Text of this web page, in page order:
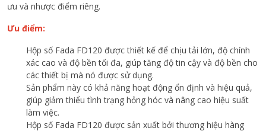
ưu và nhược điểm riêng.
Ưu điểm:
Hộp số Fada FD120 được thiết kế để chịu tải lớn, độ chính
xác cao và độ bền tối đa, giúp tăng độ tin cậy và độ bền cho
các thiết bị mà nó được sử dụng.
Sản phẩm này có khả năng hoạt động ổn định và hiệu quả,
giúp giảm thiểu tình trạng hỏng hóc và nâng cao hiệu suất
làm việc.
Hộp số Fada FD120 được sản xuất bởi thương hiệu hàng